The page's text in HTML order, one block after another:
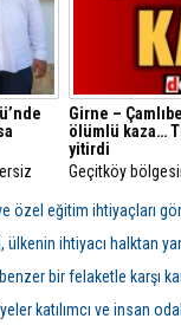
dedi.
Girne –
ölümlü kaza…
yitirdi
Geçitköy
detayları
veren araç
alkollü içki tesiri
ve özel eğitim ihtiyaçları
ülkenin ihtiyacı halktan
bir felaketle karşı
katılımcı ve insan